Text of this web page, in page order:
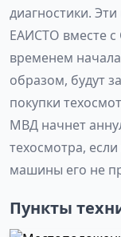
диагностики.
ЕАИСТО вместе с
временем
образом, будут
покупки
МВД начнет
техосмотра,
машины его не
Пункты